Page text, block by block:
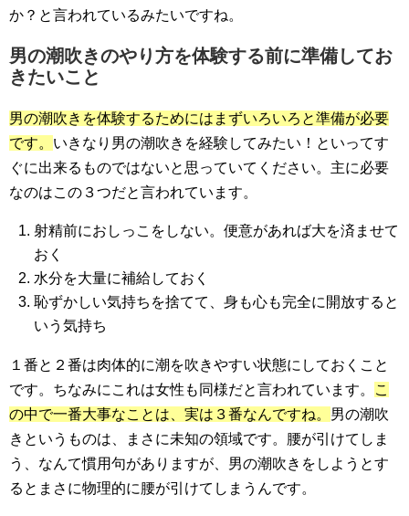
か？と言われているみたいですね。
男の潮吹きのやり方を体験する前に準備してお
きたいこと
男の潮吹きを体験するためにはまずいろいろと準備が必要
です。 いきなり男の潮吹きを経験してみたい！といってす
ぐに出来るものではないと思っていてください。主に必要
なのはこの３つだと言われています。
射精前におしっこをしない。便意があれば大を済ませて
おく
水分を大量に補給しておく
恥ずかしい気持ちを捨てて、身も心も完全に開放すると
いう気持ち
１番と２番は肉体的に潮を吹きやすい状態にしておくこと
です。ちなみにこれは女性も同様だと言われています。
こ
の中で一番大事なことは、実は３番なんですね。 男の潮吹
きというものは、まさに未知の領域です。腰が引けてしま
う、なんて慣用句がありますが、男の潮吹きをしようとす
るとまさに物理的に腰が引けてしまうんです。